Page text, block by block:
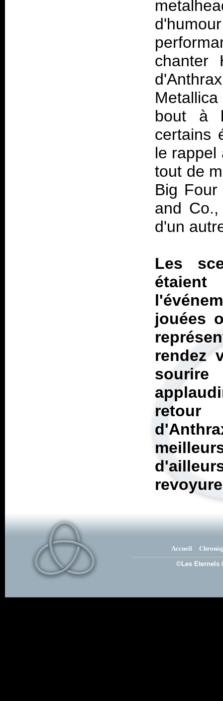
chanter
bout à
certains
le rappel
tout de
Big Four
and
d'un
Les
étaient
jouées
rendez
retour
Accueil
©Les Eternels